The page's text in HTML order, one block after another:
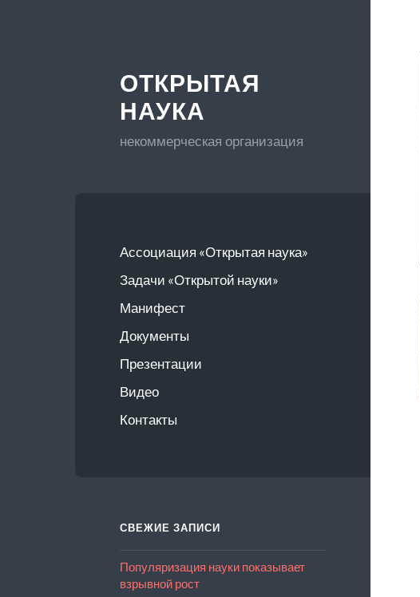
ОТКРЫТАЯ
НАУКА
некоммерческая организация
Ассоциация «Открытая наука»
Задачи «Открытой науки»
Манифест
Документы
Презентации
Видео
Контакты
СВЕЖИЕ ЗАПИСИ
Популяризация науки показывает
взрывной рост